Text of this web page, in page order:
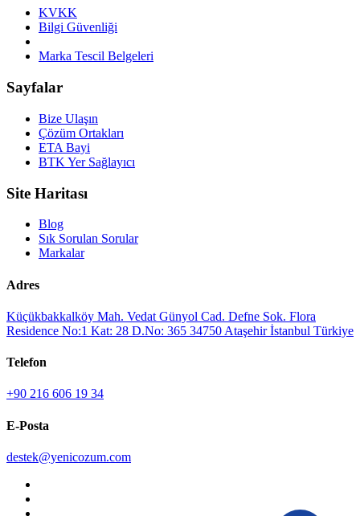
KVKK
Bilgi Güvenliği
Marka Tescil Belgeleri
Sayfalar
Bize Ulaşın
Çözüm Ortakları
ETA Bayi
BTK Yer Sağlayıcı
Site Haritası
Blog
Sık Sorulan Sorular
Markalar
Adres
Küçükbakkalköy Mah. Vedat Günyol Cad. Defne Sok. Flora
Residence No:1 Kat: 28 D.No: 365 34750 Ataşehir İstanbul Türkiye
Telefon
+90 216 606 19 34
E-Posta
destek@yenicozum.com